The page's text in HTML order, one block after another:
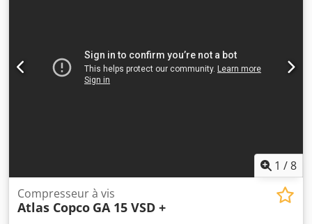
1 /8
Compresseur à vis
Atlas Copco GA 15 VSD +